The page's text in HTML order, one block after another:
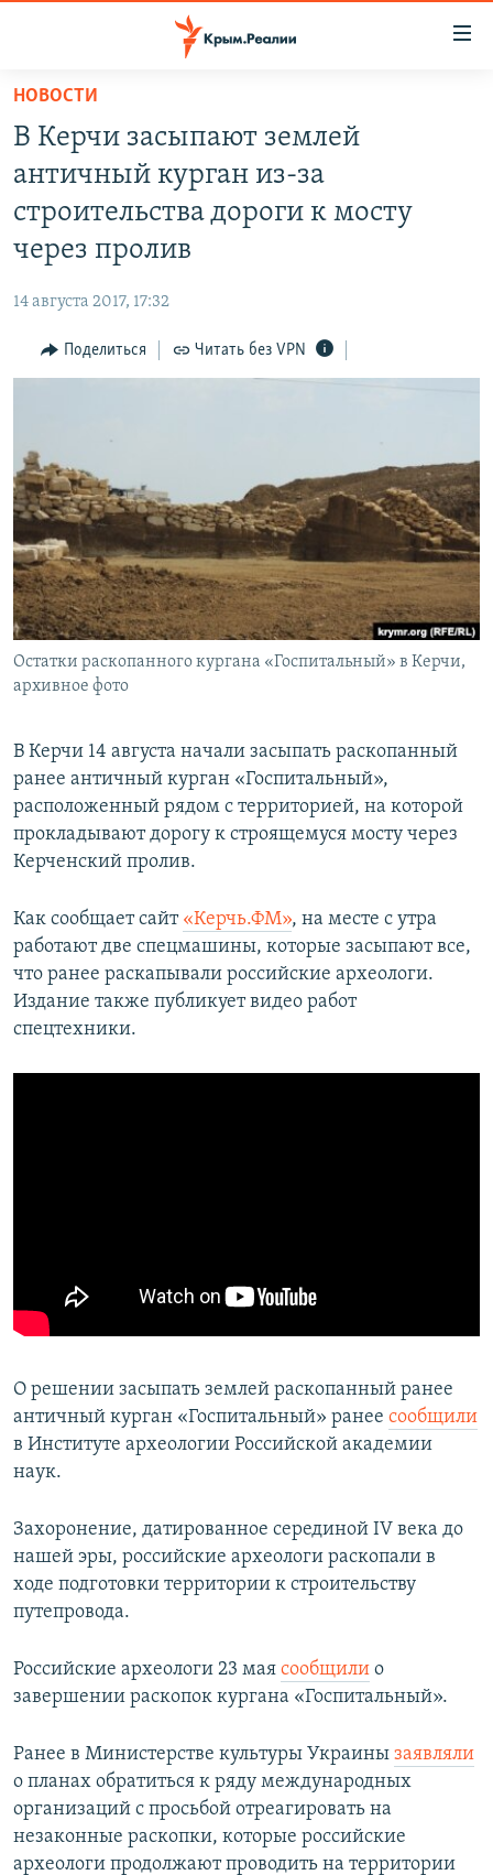
Вернуться
основному
содержанию
главной
Вернутся
поиску
СПЕЦПРОЕКТЫ
ИНТЕРАКТИВ
ИНФОГРАФИКА
ПРОПАВШИЕ БЕЗ ВЕСТИ
ПОБЕДИТЕЛЕЙ НЕ СУДЯТ?
КРЫМ.НЕПОКОРЕННЫЙ
ELIFBE
УКРАИНСКАЯ ПРОБЛЕМА КРЫМА
РАДІО СВОБОДА
КАК ОБОЙТИ БЛОКИРОВКУ
Qırımtatar
ПРИСОЕДИНЯЙТЕСЬ!
Все сайты RFE/RL
НОВОСТИ
В Керчи засыпают землей
античный курган из-за
строительства дороги к мосту
через пролив
14 августа 2017, 17:32
Поделиться Читать без VPN
Остатки раскопанного кургана «Госпитальный» в Керчи,
архивное фото
В Керчи 14 августа начали засыпать раскопанный
ранее античный курган «Госпитальный»,
расположенный рядом с территорией, на которой
прокладывают дорогу к строящемуся мосту через
Керченский пролив.
Как сообщает сайт «Керчь.ФМ», на месте с утра
работают две спецмашины, которые засыпают все,
что ранее раскапывали российские археологи.
Издание также публикует видео работ
спецтехники.
О решении засыпать землей раскопанный ранее
античный курган «Госпитальный» ранее сообщили
в Институте археологии Российской академии
наук.
Захоронение, датированное серединой IV века до
нашей эры, российские археологи раскопали в
ходе подготовки территории к строительству
путепровода.
Российские археологи 23 мая сообщили о
завершении раскопок кургана «Госпитальный».
Ранее в Министерстве культуры Украины заявляли
о планах обратиться к ряду международных
организаций с просьбой отреагировать на
незаконные раскопки, которые российские
археологи продолжают проводить на территории